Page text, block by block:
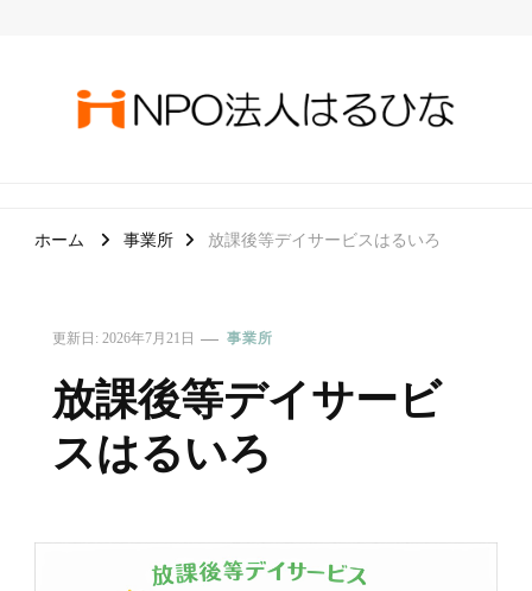
ホーム 事業所 放課後等デイサービスはるいろ
更新日: 2026年7月21日 事業所
放課後等デイサービ
スはるいろ